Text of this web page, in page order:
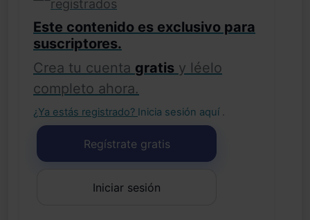
registrados
Este contenido es exclusivo para
suscriptores.
Crea tu cuenta gratis y léelo
completo ahora.
¿Ya estás registrado? Inicia sesión aquí .
Regístrate gratis
Iniciar sesión